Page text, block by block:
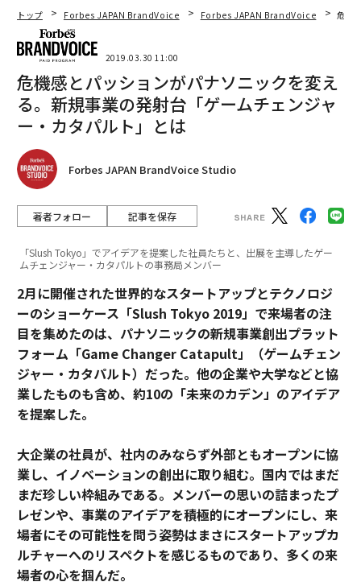
Next Stage of Slush
連載一覧
トップ Forbes JAPAN BrandVoice Forbes JAPAN BrandVoice 危機
2019.03.30 11:00
危機感とパッションがパナソニックを変え
る。新規事業の発射台「ゲームチェンジャ
ー・カタパルト」とは
Forbes JAPAN BrandVoice Studio
著者フォロー 記事を保存
「Slush Tokyo」でアイデアを提案した社員たちと、出展を主導したゲー
ムチェンジャー・カタパルトの事務局メンバー
2月に開催された世界的なスタートアップとテクノロジ
ーのショーケース「Slush Tokyo 2019」で来場者の注
目を集めたのは、パナソニックの新規事業創出プラット
フォーム「Game Changer Catapult」（ゲームチェン
ジャー・カタパルト）だった。他の企業や大学などと協
業したものも含め、約10の「未来のカデン」のアイデア
を提案した。
大企業の社員が、社内のみならず外部ともオープンに協
業し、イノベーションの創出に取り組む。国内ではまだ
まだ珍しい枠組みである。メンバーの思いの詰まったプ
レゼンや、事業のアイデアを積極的にオープンにし、来
場者にその可能性を問う姿勢はまさにスタートアップカ
ルチャーへのリスペクトを感じるものであり、多くの来
場者の心を掴んだ。